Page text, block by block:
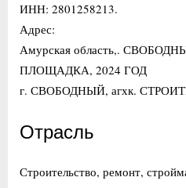
ИНН: 2801258213.
Адрес:
Амурская область,.
ПЛОЩАДКА, 2024 ГОД
г. СВОБОДНЫЙ, агхк.
Отрасль
Строительство, ремонт,